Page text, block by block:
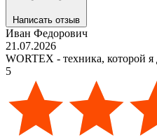
Написать отзыв
Иван Федорович
21.07.2026
WORTEX - техника, которой я
5